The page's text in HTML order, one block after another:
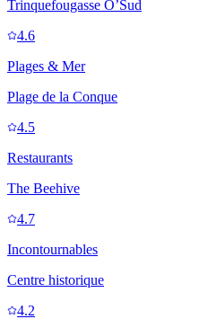
Trinquefougasse O’Sud
4.6
Plages & Mer
Plage de la Conque
4.5
Restaurants
The Beehive
4.7
Incontournables
Centre historique
4.2